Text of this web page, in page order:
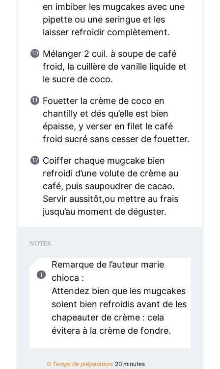
en imbiber les mugcakes avec une
pipette ou une seringue et les
laisser refroidir complètement.
Mélanger 2 cuil. à soupe de café
froid, la cuillère de vanille liquide et
le sucre de coco.
Fouetter la crème de coco en
chantilly et dés qu’elle est bien
épaisse, y verser en filet le café
froid sucré sans cesser de fouetter.
Coiffer chaque mugcake bien
refroidi d’une volute de crème au
café, puis saupoudrer de cacao.
Servir aussitôt,ou mettre au frais
jusqu’au moment de déguster.
NOTES
Remarque de l’auteur marie
chioca :
Attendez bien que les mugcakes
soient bien refroidis avant de les
chapeauter de crème : cela
évitera à la crème de fondre.
Temps de préparation: 20 minutes